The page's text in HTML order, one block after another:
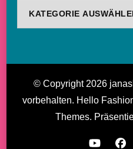
© Copyright 2026
vorbehalten. Hello
Themes.